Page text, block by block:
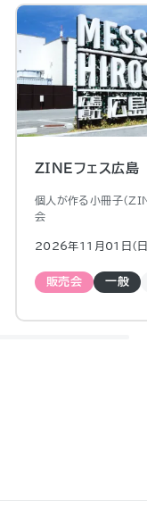
ZINEフェス広島
個人が作る小冊子（
会
2026年11月01日（
販売会 一般